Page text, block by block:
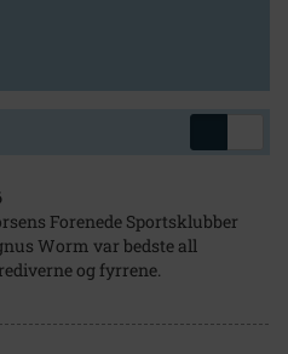
Forenede Sportsklubber
Worm var bedste all
og fyrrene.